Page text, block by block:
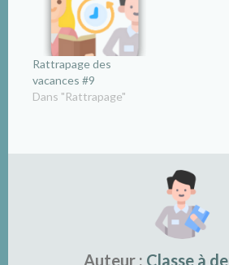
Rattrapage des
vacances #9
Dans "Rattrapage"
Auteur : Classe à